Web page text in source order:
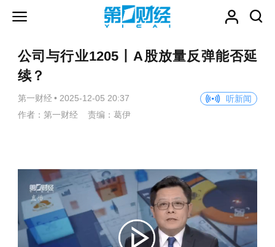
公司与行业1205丨A股放量反弹能否延
续？
第一财经 • 2025-12-05 20:37
听新闻
作者：第一财经 责编：葛伊